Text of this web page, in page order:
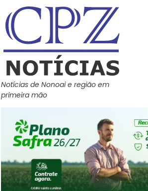
Notícias de Nonoai e região em
primeira mão